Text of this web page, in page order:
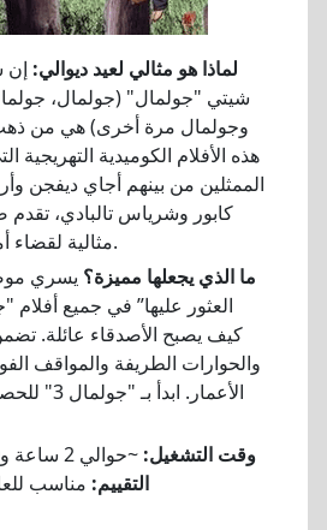
لماذا هو مثالي لعيد ديوالي: إن
وجولمال مرة أخرى) هي من ذهب
هذه الأفلام الكوميدية
الممثلين من بينهم أجاي ديفجن
كابور وشرياس تالبادي،
مثالية لقضاء أمسية ديوالي المرحة.
ما الذي يجعلها مميزة؟ يسري
العثور عليها” في جميع
كيف يصبح الأصدقاء عائلة.
والحوارات الطريفة والمواقف
الأعمار.
وقت التشغيل: ~حوالي 2 ساعة و30 دقيقة لكل منهما
التقييم: مناسب